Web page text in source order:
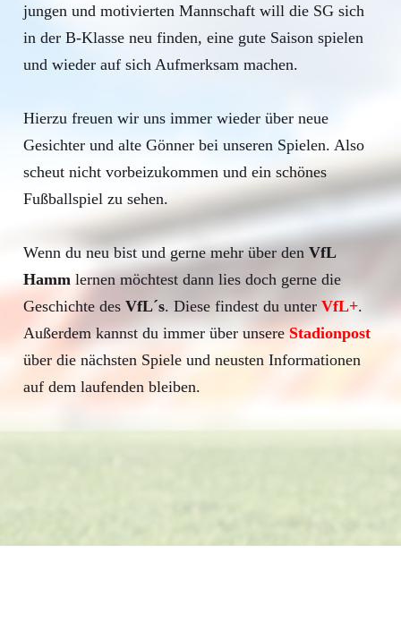
jungen und motivierten Mannschaft will die SG sich
in der B-Klasse neu finden, eine gute Saison spielen
und wieder auf sich Aufmerksam machen.
Hierzu freuen wir uns immer wieder über neue
Gesichter und alte Gönner bei unseren Spielen. Also
scheut nicht vorbeizukommen und ein schönes
Fußballspiel zu sehen.
Wenn du neu bist und gerne mehr über den VfL
Hamm lernen möchtest dann lies doch gerne die
Geschichte des VfL´s. Diese findest du unter VfL+.
Außerdem kannst du immer über unsere Stadionpost
über die nächsten Spiele und neusten Informationen
auf dem laufenden bleiben.